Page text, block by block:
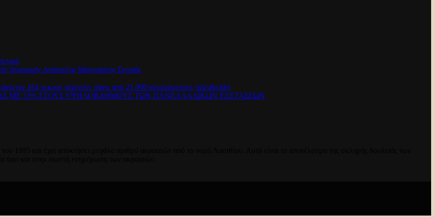
Αγροτικής Ανάπτυξης Μαργαρίτης Σχοινάς
164 νεκροί, ψάχνουν πάνω από 21.000 αγνοούμενους (pics&vids)
ΜΕ 33% ΣΤΟΥΣ ΥΨΗΛΟΒΑΘΜΟΥΣ ΤΩΝ ΠΑΝΕΛΛΑΔΙΚΩΝ ΕΞΕΤΑΣΕΩΝ